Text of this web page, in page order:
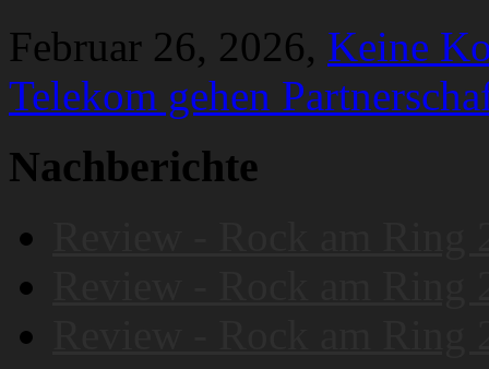
Februar 26, 2026, Keine
Telekom gehen
Nachberichte